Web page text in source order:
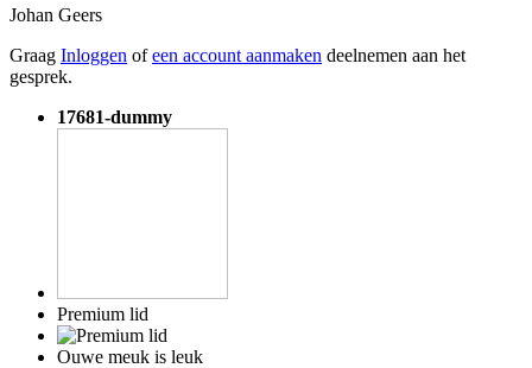
Johan Geers
Graag Inloggen ofeen account aanmaken deelnemen aan het
gesprek.
17681-dummy
Premium lid
Ouwe meuk is leuk